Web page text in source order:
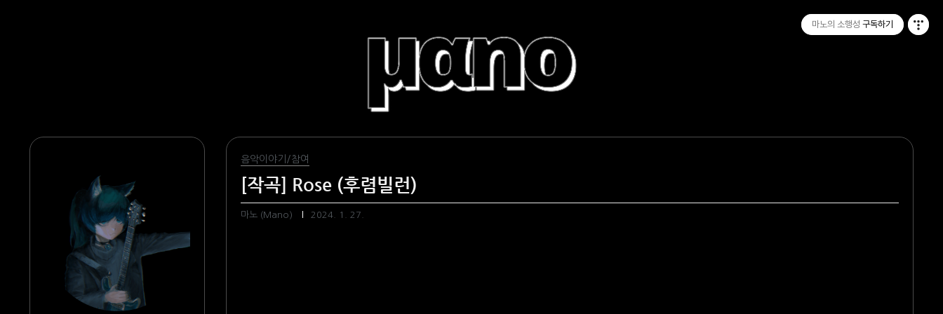
마노의 소행성
음악이야기/참여
[작곡] Rose (후렴빌런)
마노 (Mano) 2024. 1. 27.
마노의 소행성 구독하기
마노의 소행성 구독하기